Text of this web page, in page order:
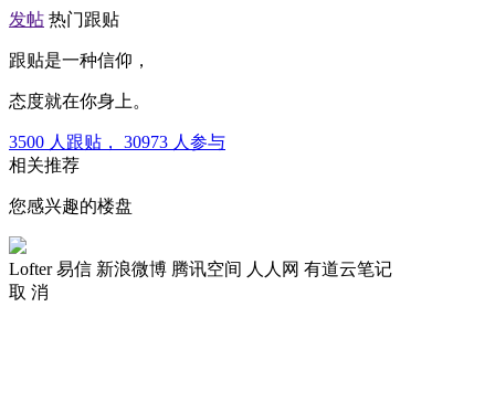
发帖 热门跟贴
跟贴是一种信仰，
态度就在你身上。
3500 人跟贴， 30973 人参与
相关推荐
您感兴趣的楼盘
Lofter 易信 新浪微博 腾讯空间 人人网 有道云笔记
取 消